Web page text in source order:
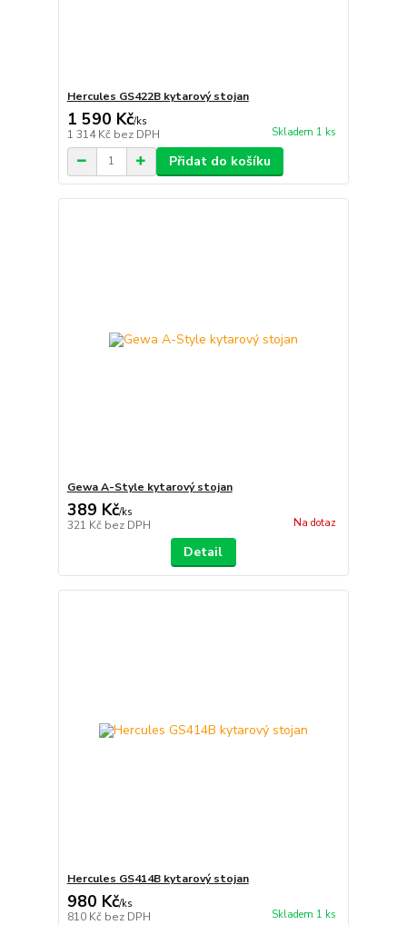
Hercules GS422B kytarový stojan
1 590 Kč/ks
1 314 Kč bez DPH Skladem 1 ks
Přidat do košíku
Gewa A-Style kytarový stojan
389 Kč/ks
321 Kč bez DPH Na dotaz
Detail
Hercules GS414B kytarový stojan
980 Kč/ks
810 Kč bez DPH Skladem 1 ks